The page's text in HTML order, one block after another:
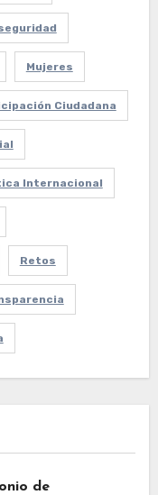
Mujeres
Ciudadana
Internacional
Retos
de